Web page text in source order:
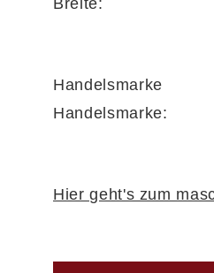
Handelsmarke
Handelsmarke:
Hier geht's zum